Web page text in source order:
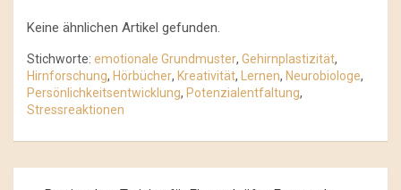
Keine ähnlichen Artikel gefunden.
Stichworte: emotionale Grundmuster, Gehirnplastizität,
Hirnforschung, Hörbücher, Kreativität, Lernen, Neurobiologe,
Persönlichkeitsentwicklung, Potenzialentfaltung,
Stressreaktionen